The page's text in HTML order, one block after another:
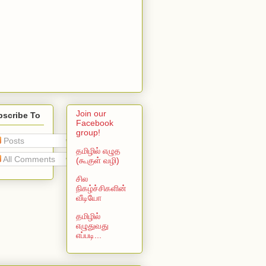
To
Posts
All Comments
Join our
Facebook
group!
தமிழில் எழுத
(கூகுள் வழி)
சில
நிகழ்ச்சிகளின்
வீடியோ
தமிழில்
எழுதுவது
எப்படி...